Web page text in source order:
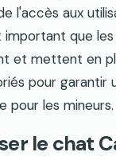
l'accès aux
important que
et mettent en
pour garantir
pour les mineurs.
le chat